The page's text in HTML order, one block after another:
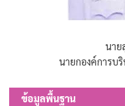
นาย
นายกองค์การบ
ข้อมูลพื้นฐาน